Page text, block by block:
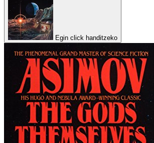
Egin click handitzeko